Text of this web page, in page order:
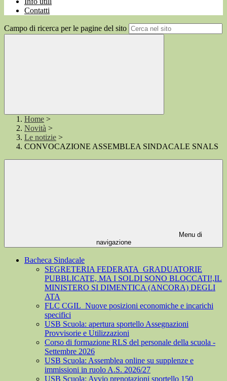
Contatti
Campo di ricerca per le pagine del sito
Home >
Novità >
Le notizie >
CONVOCAZIONE ASSEMBLEA SINDACALE SNALS
Menu di
navigazione
Bacheca Sindacale
SEGRETERIA FEDERATA_GRADUATORIE
PUBBLICATE, MA I SOLDI SONO BLOCCATI!,IL
MINISTERO SI DIMENTICA (ANCORA) DEGLI
ATA
FLC CGIL_Nuove posizioni economiche e incarichi
specifici
USB Scuola: apertura sportello Assegnazioni
Provvisorie e Utilizzazioni
Corso di formazione RLS del personale della scuola -
Settembre 2026
USB Scuola: Assemblea online su supplenze e
immissioni in ruolo A.S. 2026/27
USB Scuola: Avvio prenotazioni sportello 150